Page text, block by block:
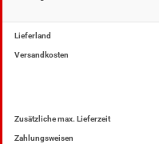
Lieferland
Versandkosten
Zusätzliche max. Lieferzeit
Zahlungsweisen